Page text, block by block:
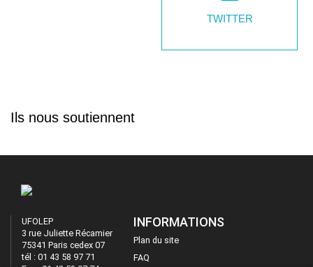
TWITTER
Ils nous soutiennent
UFOLEP
3 rue Juliette Récamier
75341 Paris cedex 07
tél : 01 43 58 97 71
INFORMATIONS
Plan du site
FAQ